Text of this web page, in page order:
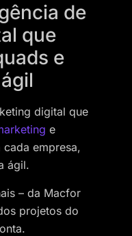
de
que
e
digital que
e
empresa,
ágil.
– da Macfor
projetos do